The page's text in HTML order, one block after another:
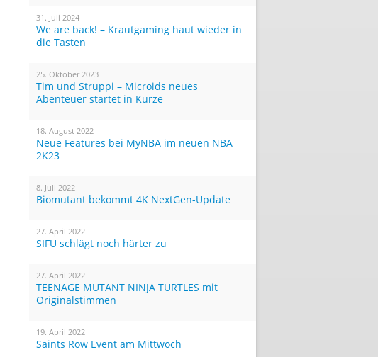
31. Juli 2024
We are back! – Krautgaming haut wieder in
die Tasten
25. Oktober 2023
Tim und Struppi – Microids neues
Abenteuer startet in Kürze
18. August 2022
Neue Features bei MyNBA im neuen NBA
2K23
8. Juli 2022
Biomutant bekommt 4K NextGen-Update
27. April 2022
SIFU schlägt noch härter zu
27. April 2022
TEENAGE MUTANT NINJA TURTLES mit
Originalstimmen
19. April 2022
Saints Row Event am Mittwoch